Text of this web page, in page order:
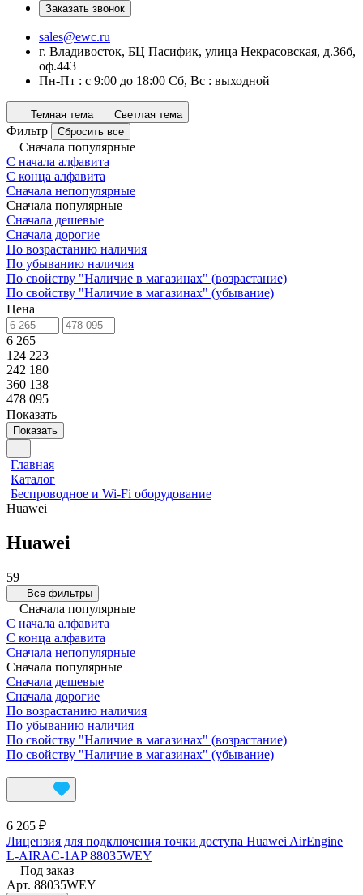
Заказать звонок
sales@ewc.ru
г. Владивосток, БЦ Пасифик, улица Некрасовская, д.36б,
оф.443
Пн-Пт : с 9:00 до 18:00 Сб, Вс : выходной
Темная тема Светлая тема
Фильтр Сбросить все
Сначала популярные
С начала алфавита
С конца алфавита
Сначала непопулярные
Сначала популярные
Сначала дешевые
Сначала дорогие
По возрастанию наличия
По убыванию наличия
По свойству "Наличие в магазинах" (возрастание)
По свойству "Наличие в магазинах" (убывание)
Цена
6 265
124 223
242 180
360 138
478 095
Показать
Показать
Главная
Каталог
Беспроводное и Wi-Fi оборудование
Huawei
Huawei
59
Все фильтры
Сначала популярные
С начала алфавита
С конца алфавита
Сначала непопулярные
Сначала популярные
Сначала дешевые
Сначала дорогие
По возрастанию наличия
По убыванию наличия
По свойству "Наличие в магазинах" (возрастание)
По свойству "Наличие в магазинах" (убывание)
6 265 ₽
Лицензия для подключения точки доступа Huawei AirEngine
L-AIRAC-1AP 88035WEY
Под заказ
Арт. 88035WEY